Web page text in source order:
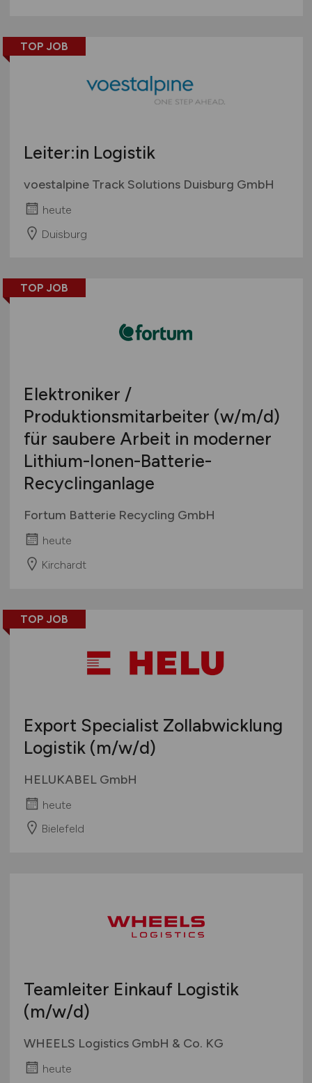
TOP JOB
Leiter:in Logistik
voestalpine Track Solutions Duisburg GmbH
heute
Duisburg
TOP JOB
Elektroniker /
Produktionsmitarbeiter (w/m/d)
für saubere Arbeit in moderner
Lithium-Ionen-Batterie-
Recyclinganlage
Fortum Batterie Recycling GmbH
heute
Kirchardt
TOP JOB
Export Specialist Zollabwicklung
Logistik (m/w/d)
HELUKABEL GmbH
heute
Bielefeld
Teamleiter Einkauf Logistik
(m/w/d)
WHEELS Logistics GmbH & Co. KG
heute